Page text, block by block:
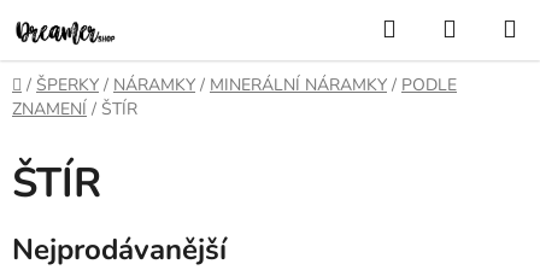
na
obsah
Hledat
KOŠÍK
Domů
/ ŠPERKY / NÁRAMKY / MINERÁLNÍ NÁRAMKY / PODLE
ZNAMENÍ / ŠTÍR
ŠTÍR
Nejprodávanější